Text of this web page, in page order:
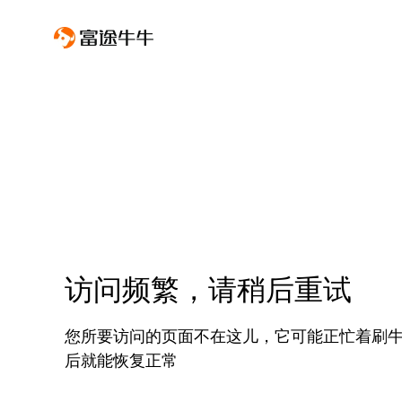
访问频繁，请稍后重试
您所要访问的页面不在这儿，它可能正忙着刷
后就能恢复正常